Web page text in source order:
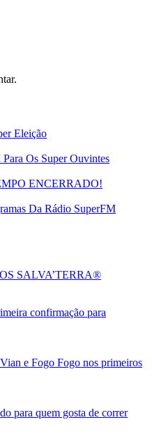
Eleição
Os Super Ouvintes
ENCERRADO!
Da Rádio SuperFM
SALVA’TERRA®
confirmação para
e Fogo Fogo nos primeiros
para quem gosta de correr